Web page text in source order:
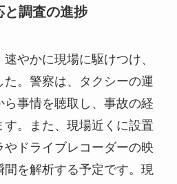
と調査の進捗
やかに現場に駆けつけ、
。警察は、タクシーの運
事情を聴取し、事故の経
。また、現場近くに設置
やドライブレコーダーの映
を解析する予定です。現